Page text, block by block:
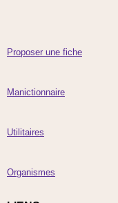
Proposer une fiche
Manictionnaire
Utilitaires
Organismes